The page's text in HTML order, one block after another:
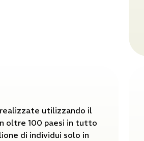
utilizzando il
oltre 100 paesi in tutto
di individui solo in